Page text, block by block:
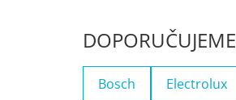
DOPORUČUJEME
Bosch Electrolux